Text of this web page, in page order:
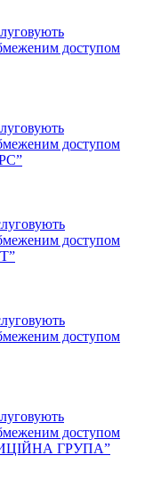
доступом
доступом
доступом
доступом
доступом
ГРУПА”